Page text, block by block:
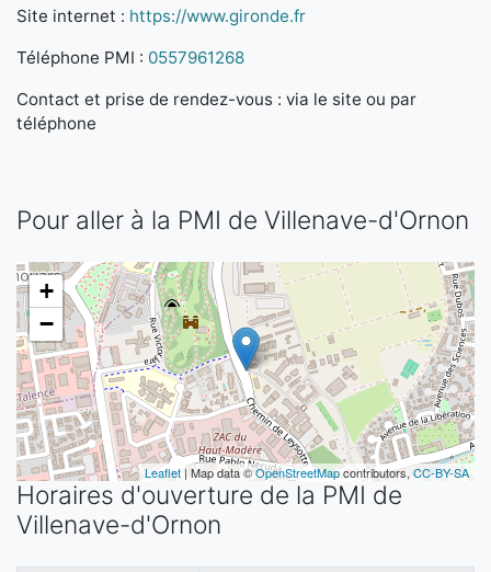
Site internet : https://www.gironde.fr
Téléphone PMI : 0557961268
Contact et prise de rendez-vous : via le site ou par
téléphone
Pour aller à la PMI de Villenave-d'Ornon
+
−
Leaflet | Map data ©OpenStreetMapcontributors, CC-BY-SA
Horaires d'ouverture de la PMI de
Villenave-d'Ornon